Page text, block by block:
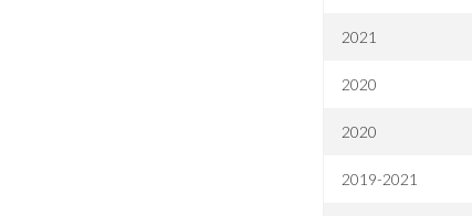
2021
2020
2020
2019-2021